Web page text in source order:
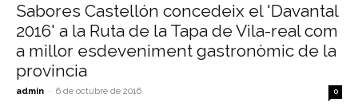
Sabores Castellón concedeix el 'Davantal
2016' a la Ruta de la Tapa de Vila-real com
a millor esdeveniment gastronòmic de la
provincia
admin - 6 de octubre de 2016 0